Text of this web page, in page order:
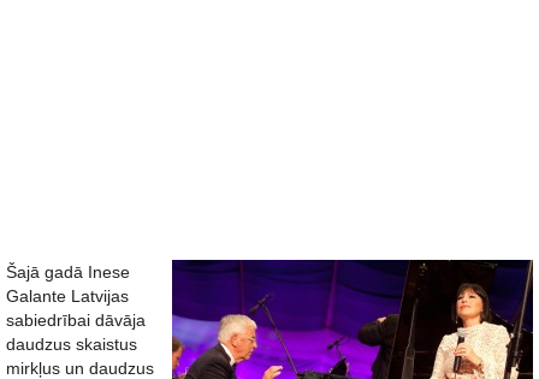
Šajā gadā Inese
Galante Latvijas
sabiedrībai dāvāja
daudzus skaistus
mirkļus un daudzus